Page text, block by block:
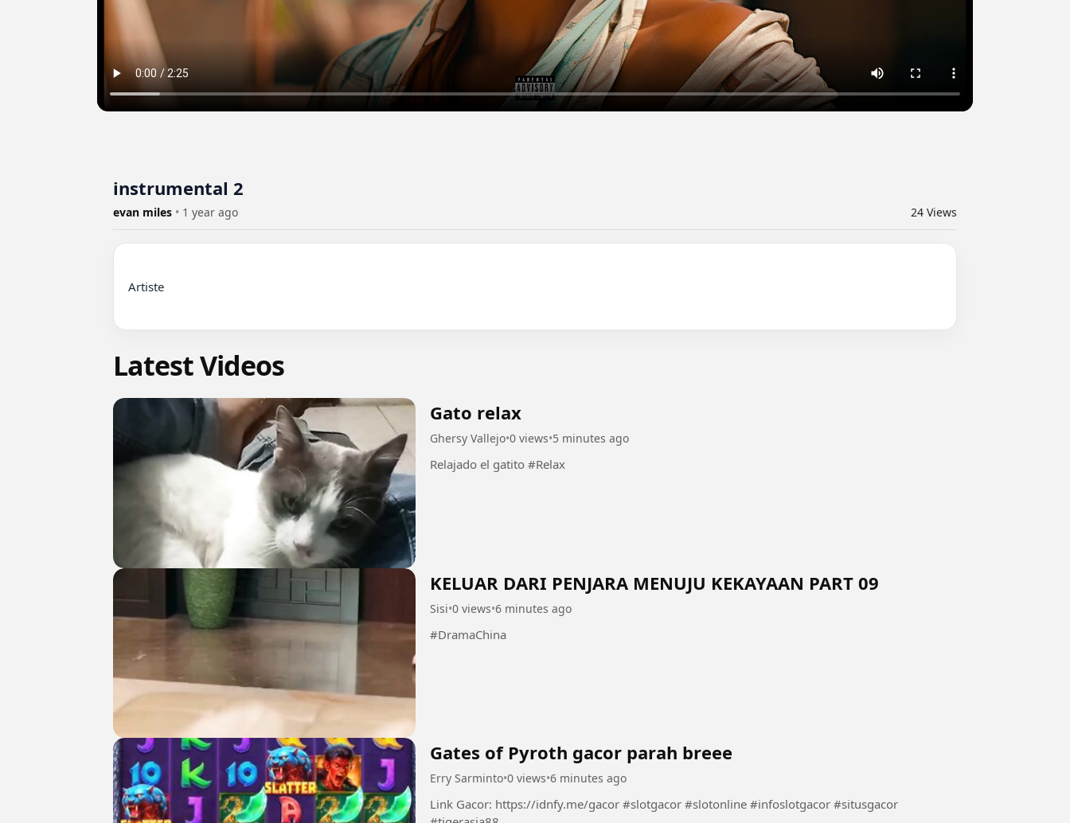
instrumental 2
evan miles • 1 year ago 24 Views
Artiste
Latest Videos
Gato relax
Ghersy Vallejo•0 views•5 minutes ago
Relajado el gatito #Relax
KELUAR DARI PENJARA MENUJU KEKAYAAN PART 09
Sisi•0 views•6 minutes ago
#DramaChina
Gates of Pyroth gacor parah breee
Erry Sarminto•0 views•6 minutes ago
Link Gacor: https://idnfy.me/gacor #slotgacor #slotonline #infoslotgacor #situsgacor